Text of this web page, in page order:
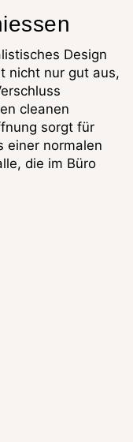
Design
nicht nur gut aus,
cleanen
sorgt für
einer normalen
die im Büro